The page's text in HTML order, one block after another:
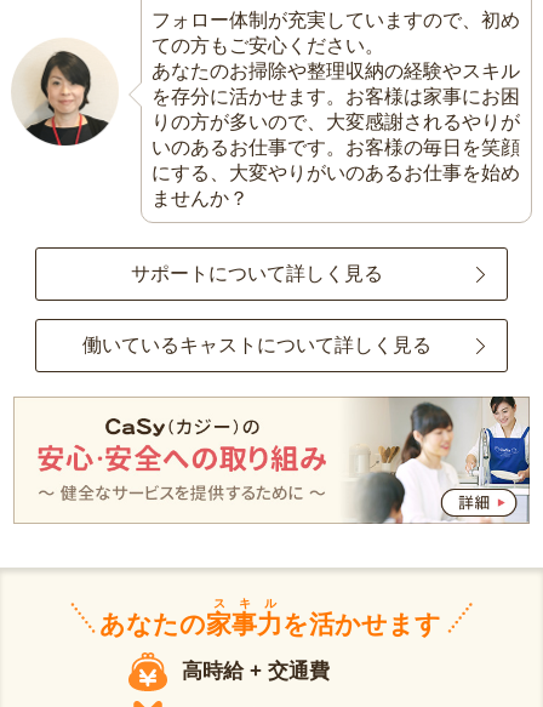
フォロー体制が充実していますので、初め
ての方もご安心ください。
あなたのお掃除や整理収納の経験やスキル
を存分に活かせます。お客様は家事にお困
りの方が多いので、大変感謝されるやりが
いのあるお仕事です。お客様の毎日を笑顔
にする、大変やりがいのあるお仕事を始め
ませんか？
サポートについて詳しく見る
働いているキャストについて詳しく見る
あなたの家事力
スキル
を活かせます
高時給 + 交通費